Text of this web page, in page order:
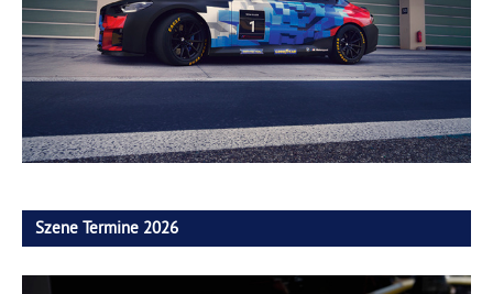
Szene Termine 2026